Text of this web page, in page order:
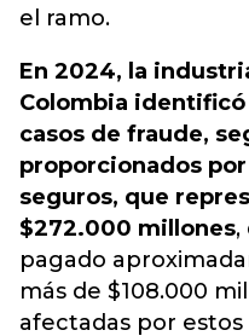
el ramo.
En 2024, la
Colombia
casos de fraude,
proporcionados
seguros, que
$272.000 millones,
pagado
más de $108.000
afectadas por